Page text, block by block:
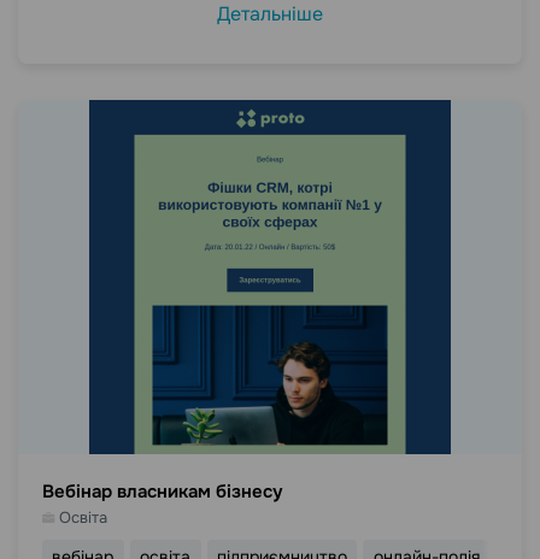
Детальніше
Вебінар власникам бізнесу
Освіта